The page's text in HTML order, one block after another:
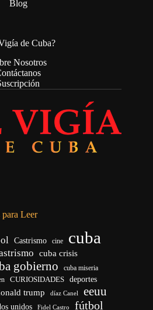
Blog
de Cuba?
Nosotros
para Leer
Castrismo cine cuba
cuba crisis
gobierno cuba miseria
CURIOSIDADES deportes
trump díaz Canel eeuu
unidos Fidel Castro fútbol